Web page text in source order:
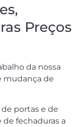
Preços
da nossa
mudança de
de portas e de
fechaduras a